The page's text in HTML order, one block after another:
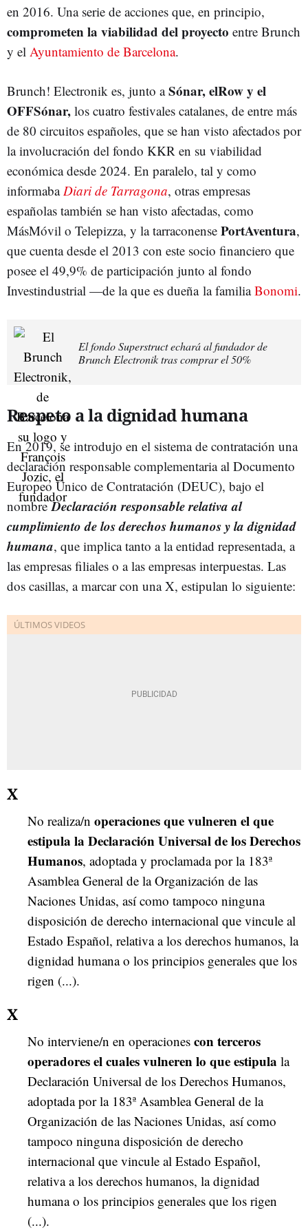
en 2016. Una serie de acciones que, en principio,
comprometen la viabilidad del proyecto entre Brunch
y el Ayuntamiento de Barcelona.
Brunch! Electronik es, junto aSónar, elRow y el
OFFSónar, los cuatro festivales catalanes, de entre más
de 80 circuitos españoles, que se han visto afectados por
la involucración del fondo KKR en su viabilidad
económica desde 2024. En paralelo, tal y como
informabaDiari de Tarragona, otras empresas
españolas también se han visto afectadas, como
MásMóvil o Telepizza, y la tarraconense PortAventura,
que cuenta desde el 2013 con este socio financiero que
posee el 49,9% de participación junto al fondo
Investindustrial —de la que es dueña la familiaBonomi.
El fondo Superstruct echará al fundador de
Brunch Electronik tras comprar el 50%
Respeto a la dignidad humana
En 2019, se introdujo en el sistema de contratación una
declaración responsable complementaria al Documento
Europeo Único de Contratación (DEUC), bajo el
nombreDeclaración responsable relativa al
cumplimiento de los derechos humanos y la dignidad
humana, que implica tanto a la entidad representada, a
las empresas filiales o a las empresas interpuestas. Las
dos casillas, a marcar con una X, estipulan lo siguiente:
X
No realiza/n operaciones que vulneren el que
estipula la Declaración Universal de los Derechos
Humanos, adoptada y proclamada por la 183ª
Asamblea General de la Organización de las
Naciones Unidas, así como tampoco ninguna
disposición de derecho internacional que vincule al
Estado Español, relativa a los derechos humanos, la
dignidad humana o los principios generales que los
rigen (...).
X
No interviene/n en operaciones con terceros
operadores el cuales vulneren lo que estipula la
Declaración Universal de los Derechos Humanos,
adoptada por la 183ª Asamblea General de la
Organización de las Naciones Unidas, así como
tampoco ninguna disposición de derecho
internacional que vincule al Estado Español,
relativa a los derechos humanos, la dignidad
humana o los principios generales que los rigen
(...).